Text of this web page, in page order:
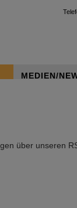
MEDIEN/
über unseren